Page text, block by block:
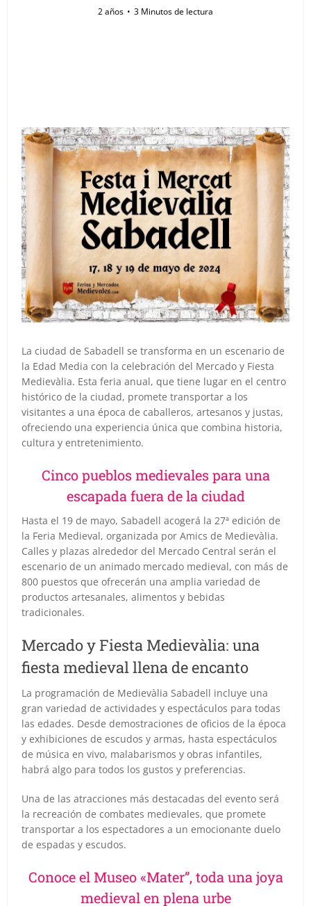
2 años 3 Minutos de lectura
La ciudad de Sabadell se transforma en un escenario de
la Edad Media con la celebración del Mercado y Fiesta
Medievàlia. Esta feria anual, que tiene lugar en el centro
histórico de la ciudad, promete transportar a los
visitantes a una época de caballeros, artesanos y justas,
ofreciendo una experiencia única que combina historia,
cultura y entretenimiento.
Cinco pueblos medievales para una
escapada fuera de la ciudad
Hasta el 19 de mayo, Sabadell acogerá la 27ª edición de
la Feria Medieval, organizada por Amics de Medievàlia.
Calles y plazas alrededor del Mercado Central serán el
escenario de un animado mercado medieval, con más de
800 puestos que ofrecerán una amplia variedad de
productos artesanales, alimentos y bebidas
tradicionales.
Mercado y Fiesta Medievàlia: una
fiesta medieval llena de encanto
La programación de Medievàlia Sabadell incluye una
gran variedad de actividades y espectáculos para todas
las edades. Desde demostraciones de oficios de la época
y exhibiciones de escudos y armas, hasta espectáculos
de música en vivo, malabarismos y obras infantiles,
habrá algo para todos los gustos y preferencias.
Una de las atracciones más destacadas del evento será
la recreación de combates medievales, que promete
transportar a los espectadores a un emocionante duelo
de espadas y escudos.
Conoce el Museo «Mater”, toda una joya
medieval en plena urbe